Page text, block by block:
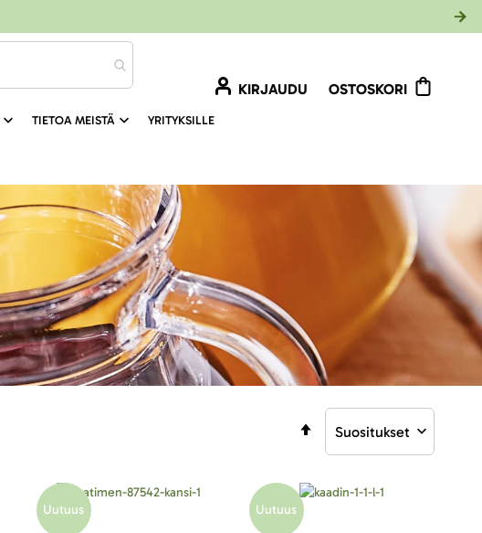
KIRJAUDU
OSTOSKORI
TIETOA MEISTÄ YRITYKSILLE
Aseta
laskevaan
Uutuus Uutuus